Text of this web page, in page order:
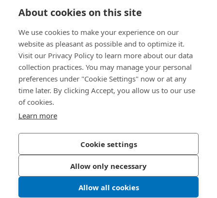
About cookies on this site
We use cookies to make your experience on our
website as pleasant as possible and to optimize it.
Visit our Privacy Policy to learn more about our data
collection practices. You may manage your personal
preferences under "Cookie Settings" now or at any
time later. By clicking Accept, you allow us to our use
of cookies.
Learn more
Cookie settings
Allow only necessary
Allow all cookies
Qui sommes-nous
Bossard Suisse
Steinhauserstrasse 70
6301 Zug
Politique de confidentialité